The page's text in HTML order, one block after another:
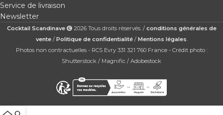
Service de livraison
Newsletter
Cocktail Scandinave 2026 Tous droits réservés. / conditions générales de
vente/ Politique de confidentialité/ Mentions légales
Photos non contractuelles - RCS Evry 331 321 760 France - Crédit photo :
Shutterstock / Magnific / Adobestock